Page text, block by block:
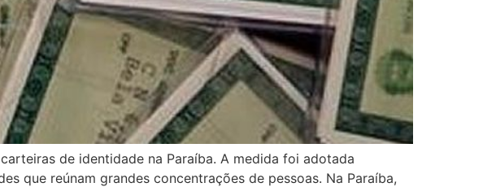
de identidade na Paraíba. A medida foi adotada
que reúnam grandes concentrações de pessoas. Na Paraíba,